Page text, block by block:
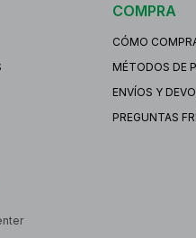
COMPRA
CÓMO
MÉTODOS DE
ENVÍOS Y
PREGUNTAS